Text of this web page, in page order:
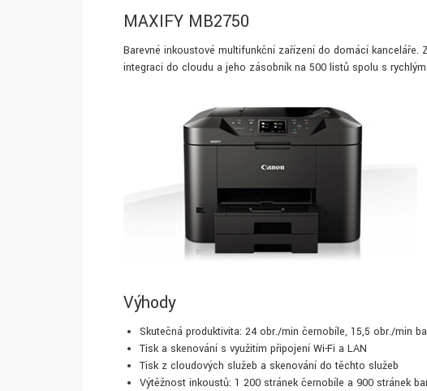
MAXIFY MB2750
Barevné inkoustové multifunkční zařízení do domácí kanceláře.
integraci do cloudu a jeho zásobník na 500 listů spolu s
Výhody
Skutečná produktivita: 24 obr./min černobíle, 15,5 obr./min
Tisk a skenování s využitím připojení Wi-Fi a LAN
Tisk z cloudových služeb a skenování do těchto služeb
Výtěžnost inkoustů: 1 200 stránek černobíle a 900 stránek